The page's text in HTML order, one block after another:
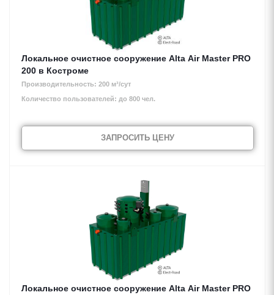
Локальное очистное сооружение Alta Air Master PRO
200 в Костроме
Производительность: 200 м³/сут
Количество пользователей: до 800 чел.
ЗАПРОСИТЬ ЦЕНУ
Локальное очистное сооружение Alta Air Master PRO